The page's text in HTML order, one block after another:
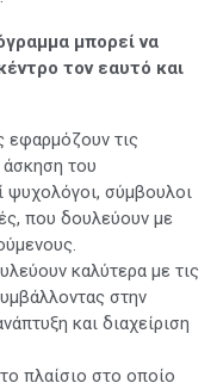
μπορεί να
τον εαυτό και
εφαρμόζουν τις
άσκηση του
ψυχολόγοι, σύμβουλοι
που δουλεύουν με
καλύτερα με τις
στην
και διαχείριση
πλαίσιο στο οποίο